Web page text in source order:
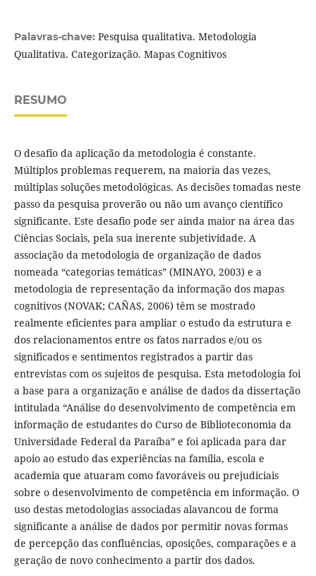
Palavras-chave: Pesquisa qualitativa. Metodologia
Qualitativa. Categorização. Mapas Cognitivos
RESUMO
O desafio da aplicação da metodologia é constante.
Múltiplos problemas requerem, na maioria das vezes,
múltiplas soluções metodológicas. As decisões tomadas neste
passo da pesquisa proverão ou não um avanço científico
significante. Este desafio pode ser ainda maior na área das
Ciências Sociais, pela sua inerente subjetividade. A
associação da metodologia de organização de dados
nomeada “categorias temáticas” (MINAYO, 2003) e a
metodologia de representação da informação dos mapas
cognitivos (NOVAK; CAÑAS, 2006) têm se mostrado
realmente eficientes para ampliar o estudo da estrutura e
dos relacionamentos entre os fatos narrados e/ou os
significados e sentimentos registrados a partir das
entrevistas com os sujeitos de pesquisa. Esta metodologia foi
a base para a organização e análise de dados da dissertação
intitulada “Análise do desenvolvimento de competência em
informação de estudantes do Curso de Biblioteconomia da
Universidade Federal da Paraíba” e foi aplicada para dar
apoio ao estudo das experiências na família, escola e
academia que atuaram como favoráveis ou prejudiciais
sobre o desenvolvimento de competência em informação. O
uso destas metodologias associadas alavancou de forma
significante a análise de dados por permitir novas formas
de percepção das confluências, oposições, comparações e a
geração de novo conhecimento a partir dos dados.